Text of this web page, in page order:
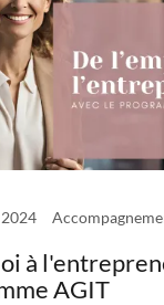
à
AGIT